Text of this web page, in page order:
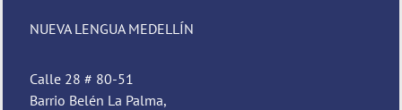
NUEVA LENGUA MEDELLÍN
Calle 28 # 80-51
Barrio Belén La Palma,